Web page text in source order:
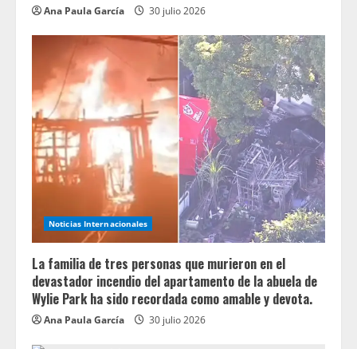
Ana Paula García 30 julio 2026
Noticias Internacionales
La familia de tres personas que murieron en el
devastador incendio del apartamento de la abuela de
Wylie Park ha sido recordada como amable y devota.
Ana Paula García 30 julio 2026